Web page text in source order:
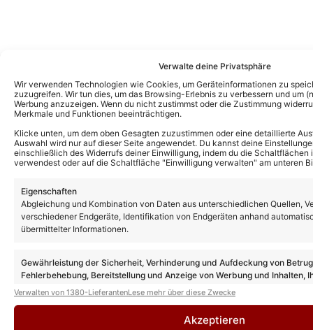
Verwalte deine Privatsphäre
Wir verwenden Technologien wie Cookies, um Geräteinformationen zu
zuzugreifen. Wir tun dies, um das Browsing-Erlebnis zu verbessern und um
Werbung anzuzeigen. Wenn du nicht zustimmst oder die Zustimmung
Merkmale und Funktionen beeinträchtigen.
Klicke unten, um dem oben Gesagten zuzustimmen oder eine detaillierte
Auswahl wird nur auf dieser Seite angewendet. Du kannst deine
einschließlich des Widerrufs deiner Einwilligung, indem du die
verwendest oder auf die Schaltfläche "Einwilligung verwalten" am unteren
Eigenschaften
Abgleichung und Kombination von Daten aus unterschiedlichen Quellen,
verschiedener Endgeräte, Identifikation von Endgeräten anhand
übermittelter Informationen.
Gewährleistung der Sicherheit, Verhinderung und Aufdeckung von
Fehlerbehebung, Bereitstellung und Anzeige von Werbung und Inhalten,
Entscheidungen zum Datenschutz speichern und übermitteln.
Verwalten von 1380-LieferantenLese mehr über diese Zwecke
Akzeptieren
Das könnte Euch auch interessieren:
DSDS 2027: Offene Castings starten – mit
einer Änderung für die neue Staffel!
DSDS-Gewinner Menowin exklusiv über
und privat“
DAS ist die Jury!